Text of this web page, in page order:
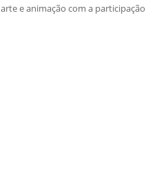
arte e animação com a